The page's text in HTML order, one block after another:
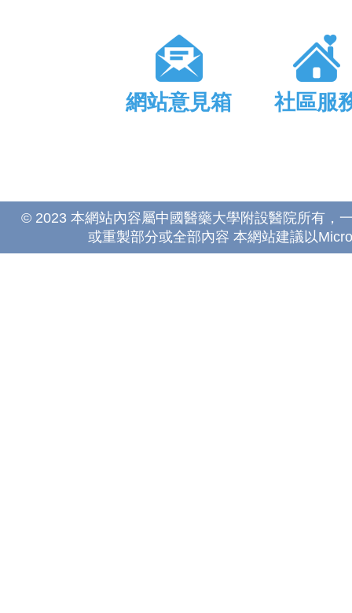
網站意見箱 社區服
© 2023 本網站內容屬中國醫藥大學附設醫院所有，
或重製部分或全部內容 本網站建議以